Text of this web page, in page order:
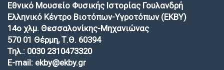
Εθνικό Μουσείο Φυσικής Ιστορίας Γουλανδρή
Ελληνικό Κέντρο Βιοτόπων-Υγροτόπων (EKBY)
14ο χλμ. Θεσσαλονίκης-Μηχανιώνας
570 01 Θέρμη, Τ.Θ. 60394
Τηλ.: 0030 2310473320
E-mail: ekby@ekby.gr